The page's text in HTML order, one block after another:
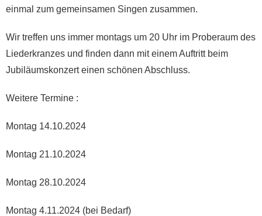
einmal zum gemeinsamen Singen zusammen.
Wir treffen uns immer montags um 20 Uhr im Proberaum des
Liederkranzes und finden dann mit einem Auftritt beim
Jubiläumskonzert einen schönen Abschluss.
Weitere Termine :
Montag 14.10.2024
Montag 21.10.2024
Montag 28.10.2024
Montag 4.11.2024 (bei Bedarf)